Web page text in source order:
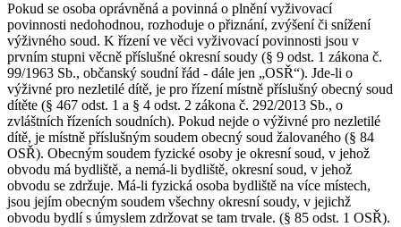
Pokud se osoba oprávněná a povinná o plnění vyživovací
povinnosti nedohodnou, rozhoduje o přiznání, zvýšení či snížení
výživného soud. K řízení ve věci vyživovací povinnosti jsou v
prvním stupni věcně příslušné okresní soudy (§ 9 odst. 1 zákona č.
99/1963 Sb., občanský soudní řád - dále jen „OSŘ“). Jde-li o
výživné pro nezletilé dítě, je pro řízení místně příslušný obecný soud
dítěte (§ 467 odst. 1 a § 4 odst. 2 zákona č. 292/2013 Sb., o
zvláštních řízeních soudních). Pokud nejde o výživné pro nezletilé
dítě, je místně příslušným soudem obecný soud žalovaného (§ 84
OSŘ). Obecným soudem fyzické osoby je okresní soud, v jehož
obvodu má bydliště, a nemá-li bydliště, okresní soud, v jehož
obvodu se zdržuje. Má-li fyzická osoba bydliště na více místech,
jsou jejím obecným soudem všechny okresní soudy, v jejichž
obvodu bydlí s úmyslem zdržovat se tam trvale. (§ 85 odst. 1 OSŘ).